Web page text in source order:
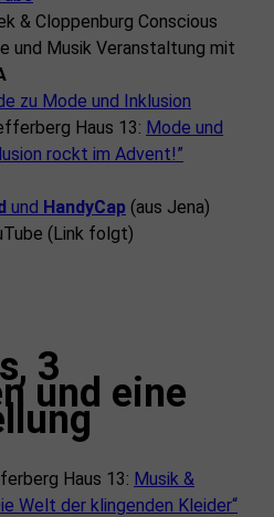
& Cloppenburg Conscious
und Musik Veranstaltung mit
zu Mode und Inklusion
Haus 13: Mode und
rockt im Advent!”
und HandyCap (aus Jena)
(Link folgt)
3
und eine
Haus 13: Musik &
Welt der klingenden Kleider“